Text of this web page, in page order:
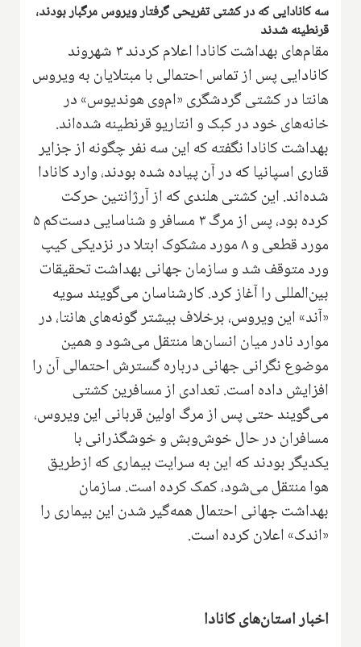
سه کانادایی که در کشتی تفریحی گرفتار ویروس مرگبار بودند،
قرنطینه شدند
مقام‌های بهداشت کانادا اعلام کردند ۳ شهروند
کانادایی پس از تماس احتمالی با مبتلایان به ویروس
هانتا در کشتی گردشگری «ام‌وی هوندیوس» در
خانه‌های خود در کبک و انتاریو قرنطینه شده‌اند.
بهداشت کانادا نگفته که این سه نفر چگونه از جزایر
قناری اسپانیا که در آن پیاده شده بودند، وارد کانادا
شده‌اند. این کشتی هلندی که از آرژانتین حرکت
کرده بود، پس از مرگ ۳ مسافر و شناسایی دست‌کم ۵
مورد قطعی و ۸ مورد مشکوک ابتلا در نزدیکی کیپ
ورد متوقف شد و سازمان جهانی بهداشت تحقیقات
بین‌المللی را آغاز کرد. کارشناسان می‌گویند سویه
«آند» این ویروس، برخلاف بیشتر گونه‌های هانتا، در
موارد نادر میان انسان‌ها منتقل می‌شود و همین
موضوع نگرانی جهانی درباره گسترش احتمالی آن را
افزایش داده است. تعدادی از مسافرین کشتی
می‌گویند حتی پس از مرگ اولین قربانی این ویروس،
مسافران در حال خوش‌وبش و خوشگذرانی با
یکدیگر بودند که این به سرایت بیماری که ازطریق
هوا منتقل می‌شود، کمک کرده است. سازمان
بهداشت جهانی احتمال همه‌گیر شدن این بیماری را
«اندک» اعلان کرده است.
اخبار استان‌های کانادا